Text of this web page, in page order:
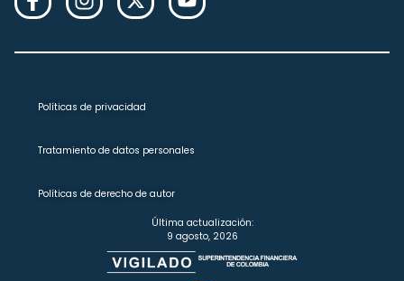
Políticas de privacidad
Tratamiento de datos personales
Políticas de derecho de autor
Última actualización:
9 agosto, 2026